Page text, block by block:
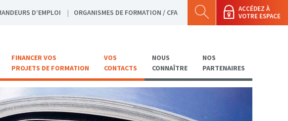
ACCÉDEZ À
VOTRE ESPACE
D’EMPLOI ORGANISMES DE FORMATION / CFA
FINANCER VOS
PROJETS DE FORMATION
VOS
CONTACTS
NOUS
CONNAÎTRE
NOS
PARTENAIRES